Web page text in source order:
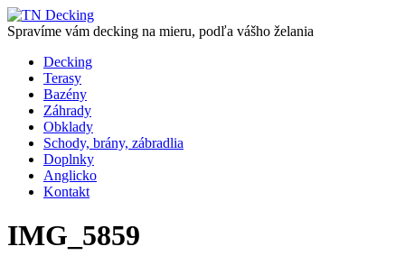
Spravíme vám decking na mieru, podľa vášho želania
Decking
Terasy
Bazény
Záhrady
Obklady
Schody, brány, zábradlia
Doplnky
Anglicko
Kontakt
IMG_5859